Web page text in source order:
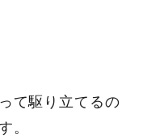
て駆り立てるの
。